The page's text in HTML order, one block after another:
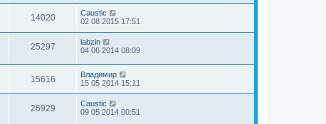
14020
Caustic
02 08 2015 17:51
25297
labzin
04 06 2014 08:09
15616
Владимир
15 05 2014 15:11
26929
Caustic
09 05 2014 00:51